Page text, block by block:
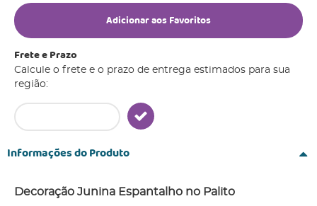
Adicionar aos Favoritos
Frete e Prazo
Calcule o frete e o prazo de entrega estimados para sua
região:
Informações do Produto
Decoração Junina Espantalho no Palito